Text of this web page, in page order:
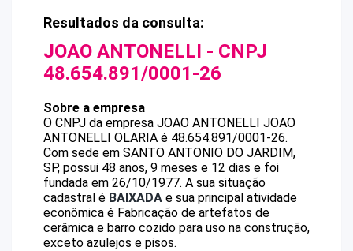
Resultados da consulta:
JOAO ANTONELLI - CNPJ
48.654.891/0001-26
Sobre a empresa
O CNPJ da empresa JOAO ANTONELLI JOAO
ANTONELLI OLARIA é 48.654.891/0001-26.
Com sede em SANTO ANTONIO DO JARDIM,
SP, possui 48 anos, 9 meses e 12 dias e foi
fundada em 26/10/1977. A sua situação
cadastral é BAIXADA e sua principal atividade
econômica é Fabricação de artefatos de
cerâmica e barro cozido para uso na construção,
exceto azulejos e pisos.